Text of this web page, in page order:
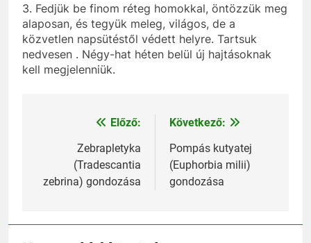
3. Fedjük be finom réteg homokkal, öntözzük meg
alaposan, és tegyük meleg, világos, de a
közvetlen napsütéstől védett helyre. Tartsuk
nedvesen . Négy-hat héten belül új hajtásoknak
kell megjelenniük.
Bejegyzés
navigáció
Előző:
Zebrapletyka
(Tradescantia
zebrina) gondozása
Következő:
Pompás kutyatej
(Euphorbia milii)
gondozása